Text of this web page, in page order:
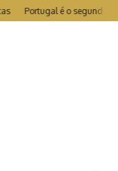
Portugal é o segundo